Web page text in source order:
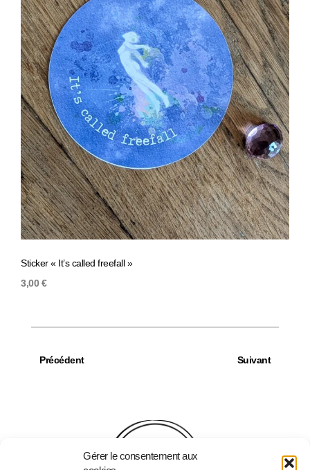
Gérer le consentement aux
Sticker « It’s called freefall »
3,00€
Précédent Suivant